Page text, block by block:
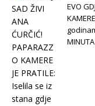
EVO